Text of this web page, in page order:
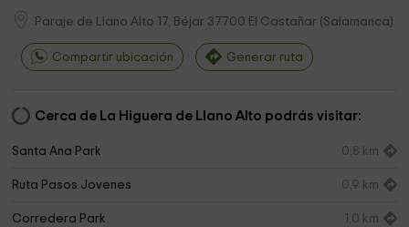
Paraje de Llano Alto 17, Béjar 37700 El Castañar (Salamanca)
Compartir ubicación Generar ruta
Cerca de La Higuera de Llano Alto podrás visitar:
Santa Ana Park 0,8 km
Ruta Pasos Jovenes 0,9 km
Corredera Park 1,0 km